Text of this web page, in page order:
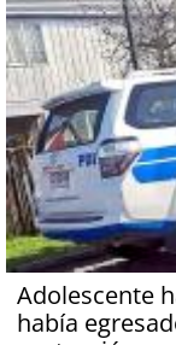
Adolescente
había